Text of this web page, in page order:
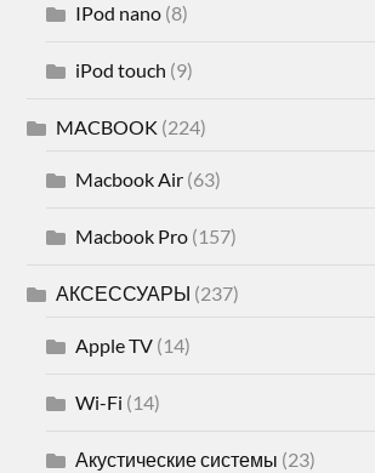
IPod nano (8)
iPod touch (9)
MACBOOK (224)
Macbook Air (63)
Macbook Pro (157)
АКСЕССУАРЫ (237)
Apple TV (14)
Wi-Fi (14)
Акустические системы (23)